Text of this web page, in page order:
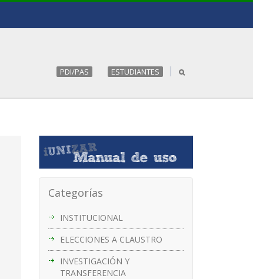
PDI/PAS ESTUDIANTES
Categorías
INSTITUCIONAL
ELECCIONES A CLAUSTRO
INVESTIGACIÓN Y
TRANSFERENCIA